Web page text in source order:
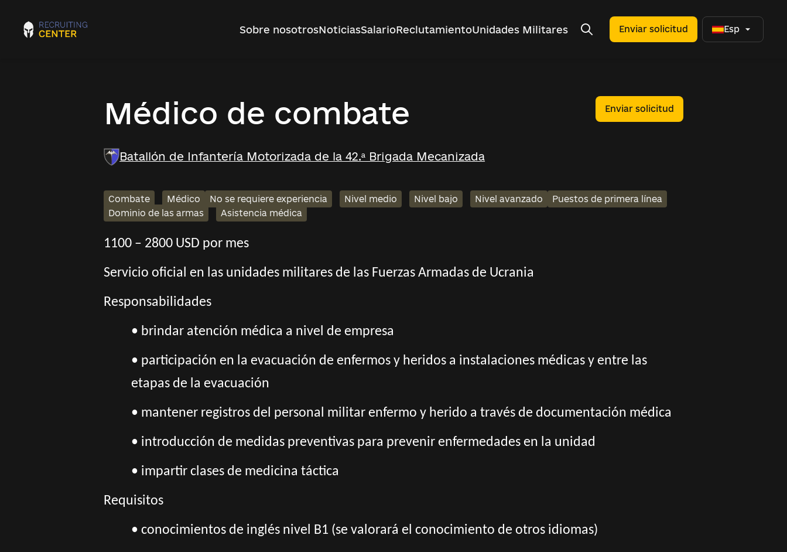
Sobre nosotrosNoticiasSalarioReclutamientoUnidades Militares Enviar solicitud Esp
Médico de combate Enviar solicitud
Batallón de Infantería Motorizada de la 42.ª Brigada Mecanizada
Combate Médico No se requiere experiencia Nivel medio Nivel bajo Nivel avanzado
Puestos de primera línea
Dominio de las armas
Asistencia médica
1100 – 2800 USD por mes
Servicio oficial en las unidades militares de las Fuerzas Armadas de Ucrania
Responsabilidades
• brindar atención médica a nivel de empresa
• participación en la evacuación de enfermos y heridos a instalaciones médicas y entre las
etapas de la evacuación
• mantener registros del personal militar enfermo y herido a través de documentación médica
• introducción de medidas preventivas para prevenir enfermedades en la unidad
• impartir clases de medicina táctica
Requisitos
• conocimientos de inglés nivel B1 (se valorará el conocimiento de otros idiomas)